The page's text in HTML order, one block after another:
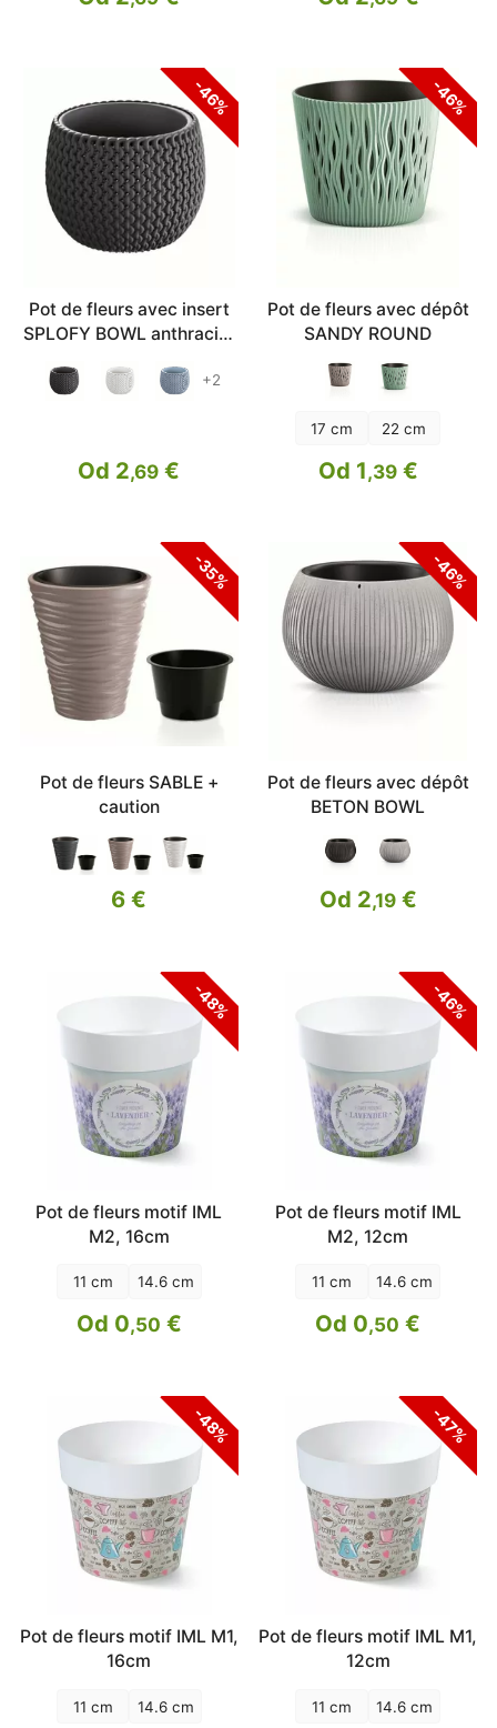
-46%
Pot de fleurs avec insert
SPLOFY BOWL anthracite
+2
Od 2,69 €
-46%
Pot de fleurs avec dépôt
SANDY ROUND
17 cm 22 cm
Od 1,39€
-35%
Pot de fleurs SABLE +
caution
6 €
-46%
Pot de fleurs avec dépôt
BETON BOWL
Od 2,19€
-48%
Pot de fleurs motif IML
M2, 16cm
11 cm 14.6 cm
Od 0,50 €
-46%
Pot de fleurs motif IML
M2, 12cm
11 cm 14.6 cm
Od 0,50 €
-48%
Pot de fleurs motif IML M1,
16cm
11 cm 14.6 cm
-47%
Pot de fleurs motif IML M1,
12cm
11 cm 14.6 cm